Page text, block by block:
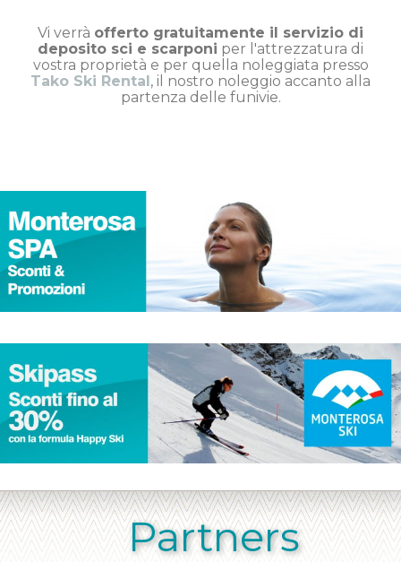
Vi verrà offerto gratuitamente il servizio di
deposito sci e scarponi per l'attrezzatura di
vostra proprietà e per quella noleggiata presso
Tako Ski Rental , il nostro noleggio accanto alla
partenza delle funivie.
Partners